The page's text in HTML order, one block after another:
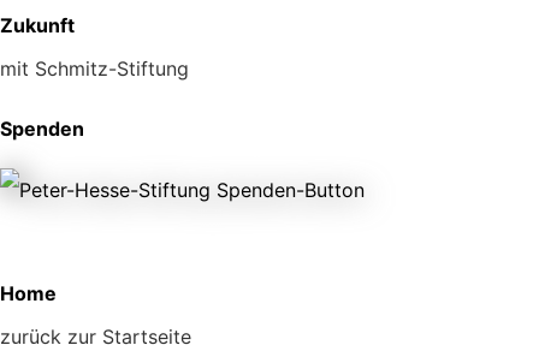
Zukunft
mit Schmitz-Stiftung
Spenden
Home
zurück zur Startseite